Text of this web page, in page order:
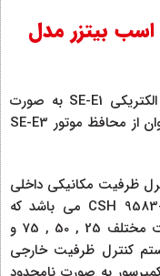
امکانات کمپرسور اسکرو 210 اسب بیتزر مدل
این کمپرسور دارای سیستم محافظ موتور الکتریکی SE-E1 به صورت
استاندارد می باشد و با توجه به ولتاژ می توان از محافظ موتور SE-E3
ظرفیت مکانیکی داخلی
کمپرسور اسکرو 210 اسب بیتزر مدل CSH 9583-210 می باشد که
امکان کنترل ظرفیت کمپرسور را در 4 حالت مختلف 25 , 50 , 75 و
کنترل ظرفیت خارجی